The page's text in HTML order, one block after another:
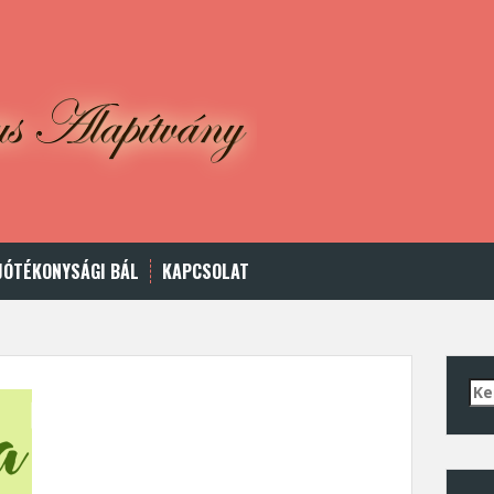
BÁL KAPCSOLAT